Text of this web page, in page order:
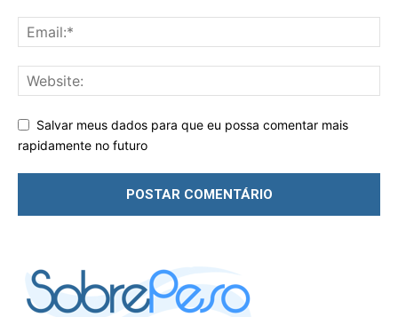
Salvar meus dados para que eu possa comentar mais
rapidamente no futuro